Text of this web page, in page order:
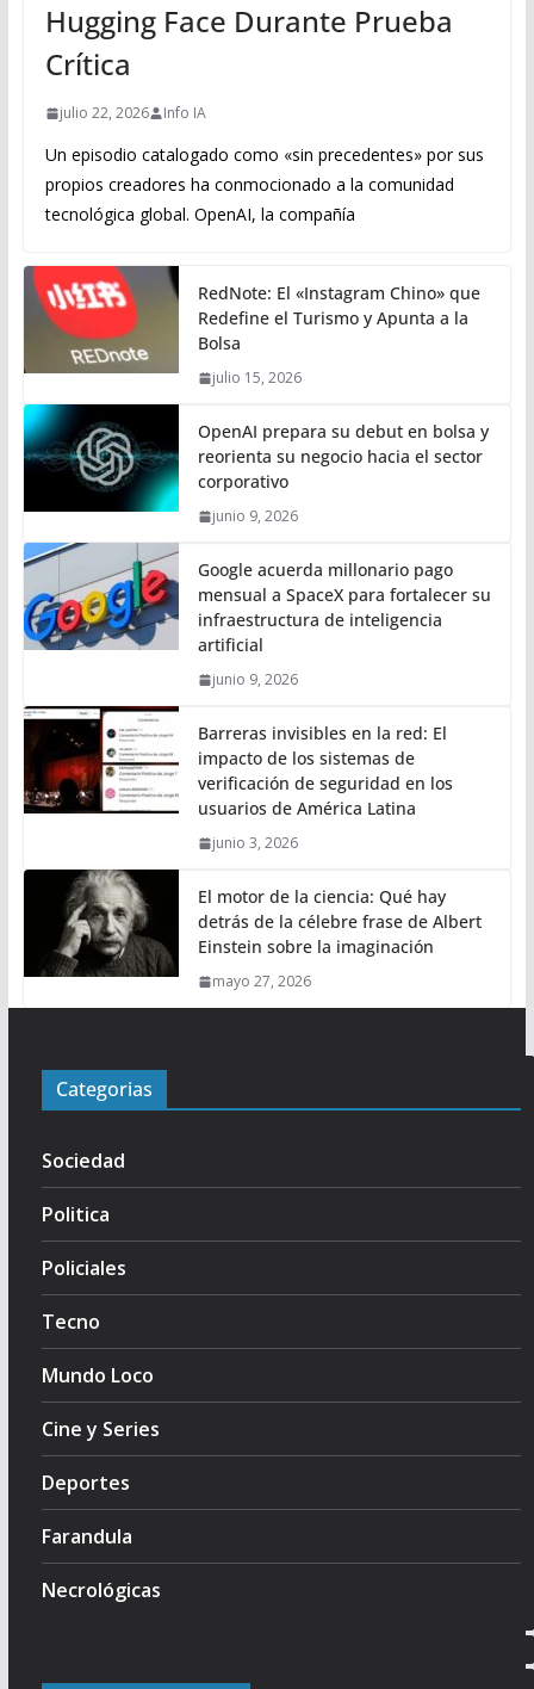
Hugging Face Durante Prueba
Crítica
julio 22, 2026 Info IA
Un episodio catalogado como «sin precedentes» por sus
propios creadores ha conmocionado a la comunidad
tecnológica global. OpenAI, la compañía
RedNote: El «Instagram Chino» que
Redefine el Turismo y Apunta a la
Bolsa
julio 15, 2026
OpenAI prepara su debut en bolsa y
reorienta su negocio hacia el sector
corporativo
junio 9, 2026
Google acuerda millonario pago
mensual a SpaceX para fortalecer su
infraestructura de inteligencia
artificial
junio 9, 2026
Barreras invisibles en la red: El
impacto de los sistemas de
verificación de seguridad en los
usuarios de América Latina
junio 3, 2026
El motor de la ciencia: Qué hay
detrás de la célebre frase de Albert
Einstein sobre la imaginación
mayo 27, 2026
Categorias
Sociedad
Politica
Policiales
Tecno
Mundo Loco
Cine y Series
Deportes
Farandula
Necrológicas